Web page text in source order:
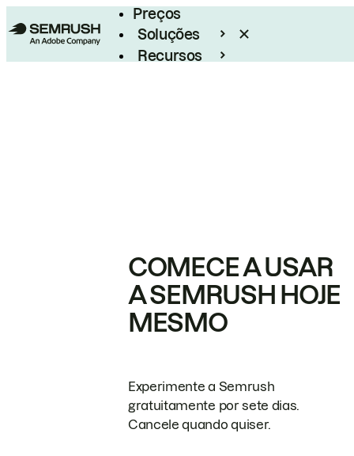
Preços
Soluções
Recursos
COMECE A USAR
A SEMRUSH HOJE
MESMO
Experimente a Semrush
gratuitamente por sete dias.
Cancele quando quiser.